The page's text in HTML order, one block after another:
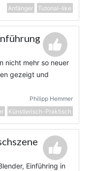
Anfänger
Tutorial-like
nicht mehr so neuer
gezeigt und
Philipp Hemmer
Künstlerisch-Praktisch
Einführing in